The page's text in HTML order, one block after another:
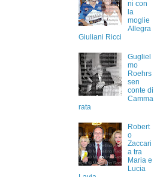
ni con
la
moglie
Allegra
Giuliani Ricci
Gugliel
mo
Roehrs
sen
conte di
Camma
rata
Robert
o
Zaccari
a tra
Maria e
Lucia